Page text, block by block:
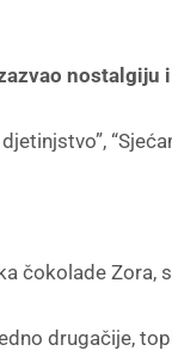
čokolade Zora,
drugačije,